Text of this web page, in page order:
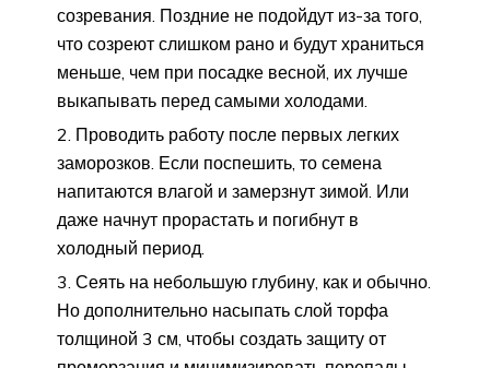
созревания. Поздние не подойдут из-за того,
что созреют слишком рано и будут храниться
меньше, чем при посадке весной, их лучше
выкапывать перед самыми холодами.
Проводить работу после первых легких
заморозков. Если поспешить, то семена
напитаются влагой и замерзнут зимой. Или
даже начнут прорастать и погибнут в
холодный период.
Сеять на небольшую глубину, как и обычно.
Но дополнительно насыпать слой торфа
толщиной 3 см, чтобы создать защиту от